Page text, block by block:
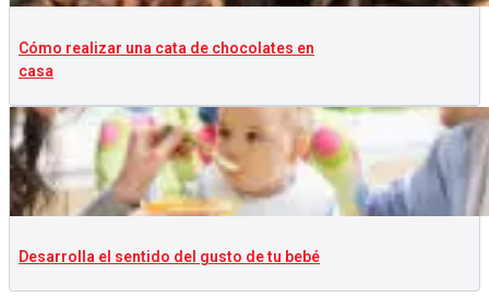
Cómo realizar una cata de chocolates en
casa
Desarrolla el sentido del gusto de tu bebé